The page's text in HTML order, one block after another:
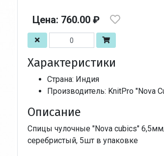
Цена: 760.00 ₽
Характеристики
Страна: Индия
Производитель: KnitPro "Nova
Описание
Спицы чулочные "Nova cubics"
серебристый, 5шт в упаковке